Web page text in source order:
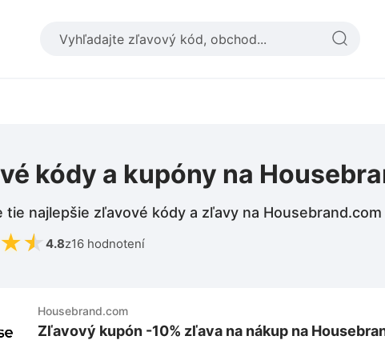
kódy a kupóny na
tie najlepšie zľavové kódy a zľavy na Housebrand.com
★★ 4.8z16 hodnotení
Housebrand.com
Zľavový kupón -10% zľava na nákup na